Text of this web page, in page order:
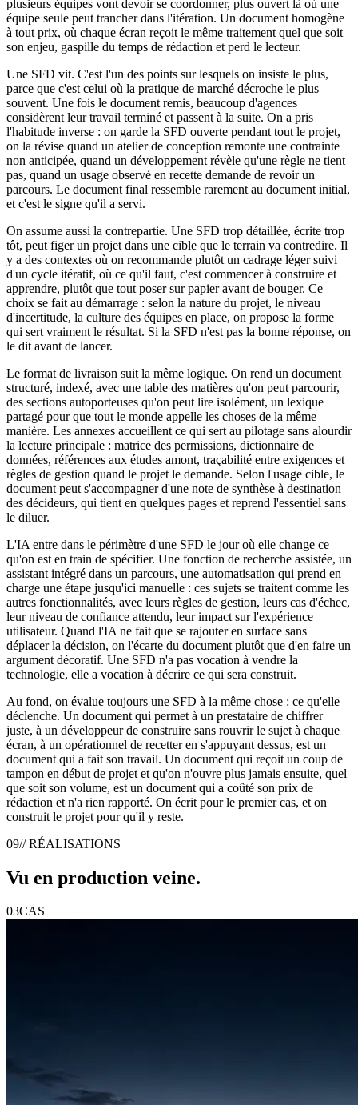
plusieurs équipes vont devoir se coordonner, plus ouvert là où une
équipe seule peut trancher dans l'itération. Un document homogène
à tout prix, où chaque écran reçoit le même traitement quel que soit
son enjeu, gaspille du temps de rédaction et perd le lecteur.
Une SFD vit. C'est l'un des points sur lesquels on insiste le plus,
parce que c'est celui où la pratique de marché décroche le plus
souvent. Une fois le document remis, beaucoup d'agences
considèrent leur travail terminé et passent à la suite. On a pris
l'habitude inverse : on garde la SFD ouverte pendant tout le projet,
on la révise quand un atelier de conception remonte une contrainte
non anticipée, quand un développement révèle qu'une règle ne tient
pas, quand un usage observé en recette demande de revoir un
parcours. Le document final ressemble rarement au document initial,
et c'est le signe qu'il a servi.
On assume aussi la contrepartie. Une SFD trop détaillée, écrite trop
tôt, peut figer un projet dans une cible que le terrain va contredire. Il
y a des contextes où on recommande plutôt un cadrage léger suivi
d'un cycle itératif, où ce qu'il faut, c'est commencer à construire et
apprendre, plutôt que tout poser sur papier avant de bouger. Ce
choix se fait au démarrage : selon la nature du projet, le niveau
d'incertitude, la culture des équipes en place, on propose la forme
qui sert vraiment le résultat. Si la SFD n'est pas la bonne réponse, on
le dit avant de lancer.
Le format de livraison suit la même logique. On rend un document
structuré, indexé, avec une table des matières qu'on peut parcourir,
des sections autoporteuses qu'on peut lire isolément, un lexique
partagé pour que tout le monde appelle les choses de la même
manière. Les annexes accueillent ce qui sert au pilotage sans alourdir
la lecture principale : matrice des permissions, dictionnaire de
données, références aux études amont, traçabilité entre exigences et
règles de gestion quand le projet le demande. Selon l'usage cible, le
document peut s'accompagner d'une note de synthèse à destination
des décideurs, qui tient en quelques pages et reprend l'essentiel sans
le diluer.
L'IA entre dans le périmètre d'une SFD le jour où elle change ce
qu'on est en train de spécifier. Une fonction de recherche assistée, un
assistant intégré dans un parcours, une automatisation qui prend en
charge une étape jusqu'ici manuelle : ces sujets se traitent comme les
autres fonctionnalités, avec leurs règles de gestion, leurs cas d'échec,
leur niveau de confiance attendu, leur impact sur l'expérience
utilisateur. Quand l'IA ne fait que se rajouter en surface sans
déplacer la décision, on l'écarte du document plutôt que d'en faire un
argument décoratif. Une SFD n'a pas vocation à vendre la
technologie, elle a vocation à décrire ce qui sera construit.
Au fond, on évalue toujours une SFD à la même chose : ce qu'elle
déclenche. Un document qui permet à un prestataire de chiffrer
juste, à un développeur de construire sans rouvrir le sujet à chaque
écran, à un opérationnel de recetter en s'appuyant dessus, est un
document qui a fait son travail. Un document qui reçoit un coup de
tampon en début de projet et qu'on n'ouvre plus jamais ensuite, quel
que soit son volume, est un document qui a coûté son prix de
rédaction et n'a rien rapporté. On écrit pour le premier cas, et on
construit le projet pour qu'il y reste.
09// RÉALISATIONS
Vu en production veine.
03CAS